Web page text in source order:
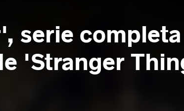
serie
'Stranger